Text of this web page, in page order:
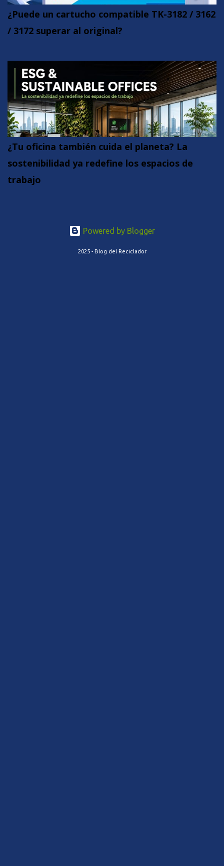
¿Puede un cartucho compatible TK-3182 / 3162
/ 3172 superar al original?
¿Tu oficina también cuida el planeta? La
sostenibilidad ya redefine los espacios de
trabajo
Powered by Blogger
2025 - Blog del Reciclador